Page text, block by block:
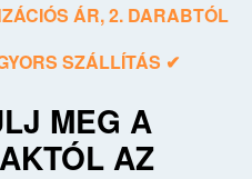
ÁR, 2. DARABTÓL
SZÁLLÍTÁS ✔
MEG A
AZ